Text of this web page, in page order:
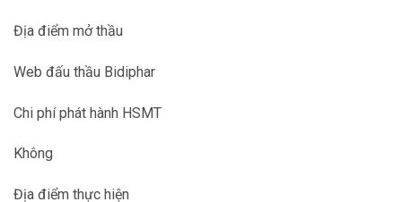
Địa điểm mở thầu
Web đấu thầu Bidiphar
Chi phí phát hành HSMT
Không
Địa điểm thực hiện